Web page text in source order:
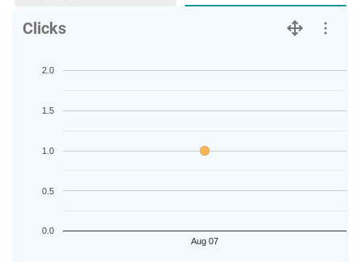
Clicks
Aug 07
0.0
0.5
1.0
1.5
2.0